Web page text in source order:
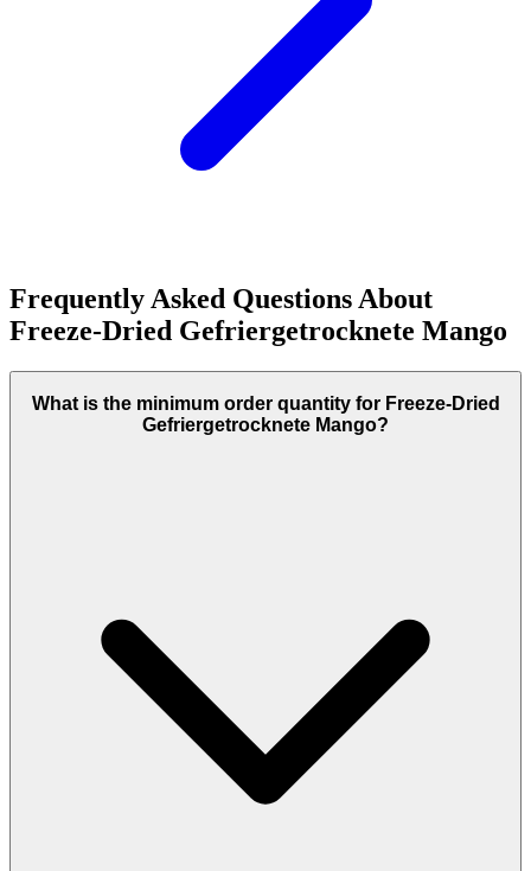
Frequently Asked Questions About
Freeze-Dried Gefriergetrocknete Mango
What is the minimum order quantity for Freeze-Dried
Gefriergetrocknete Mango?